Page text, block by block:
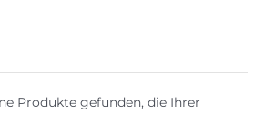
Produkte gefunden, die Ihrer